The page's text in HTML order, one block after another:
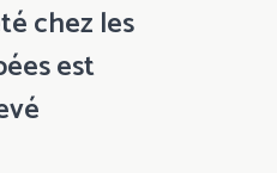
chez les
est